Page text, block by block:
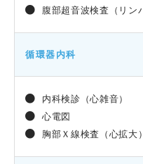
腹部超音波検査（リン
循環器内科
内科検診（心雑音）
心電図
胸部Ｘ線検査（心拡大）